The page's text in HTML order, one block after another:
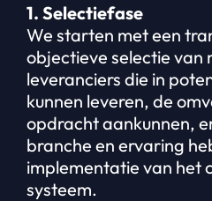
1. Selectiefase
We starten met een
objectieve selectie van
leveranciers die in
kunnen leveren, de
opdracht aankunnen,
branche en ervaring
implementatie van het
systeem.